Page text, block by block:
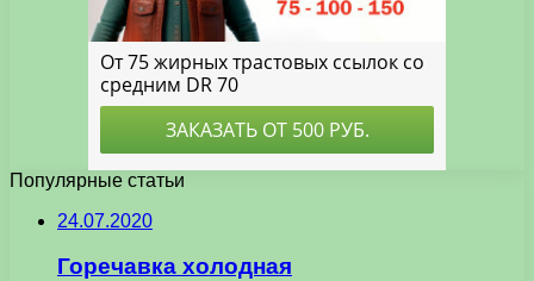
Популярные статьи
24.07.2020
Горечавка холодная